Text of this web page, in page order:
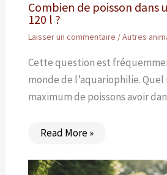
Combien de poisson dans
120 l ?
Laisser un commentaire /Autres
Cette question est
monde de l’aquariophilie.
maximum de poissons avoir
Read More »